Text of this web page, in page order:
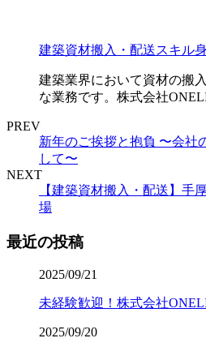
建築資材搬入・配送スキル
建築業界において資材の搬
な業務です。株式会社
PREV
新年のご挨拶と抱負 〜会社
して〜
NEXT
【建築資材搬入・配送】手
場
最近の投稿
2025/09/21
未経験歓迎！株式会社
2025/09/20